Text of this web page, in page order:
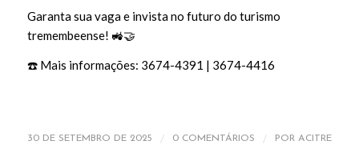
Garanta sua vaga e invista no futuro do turismo
tremembeense! 🚜🤝
☎️ Mais informações: 3674-4391 | 3674-4416
30 DE SETEMBRO DE 2025 / 0 COMENTÁRIOS / POR ACITRE